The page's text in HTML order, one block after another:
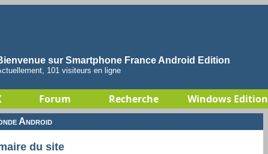
sur Smartphone France Android Edition
101 visiteurs en ligne
Forum Recherche Windows Edition
Android
du site